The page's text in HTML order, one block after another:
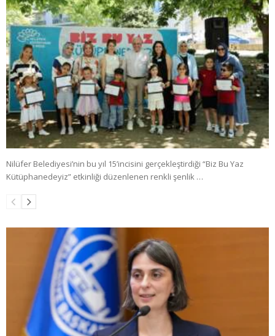
Nilüfer Belediyesi’nin bu yıl 15’incisini gerçekleştirdiği “Biz Bu Yaz
Kütüphanedeyiz” etkinliği düzenlenen renkli şenlik …